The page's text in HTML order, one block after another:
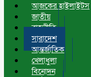
আজকের হাইলাইটস
জাতীয়
রাজনীতি
সারাদেশ
আন্তর্জাতিক
খেলাধুলা
বিনোদন